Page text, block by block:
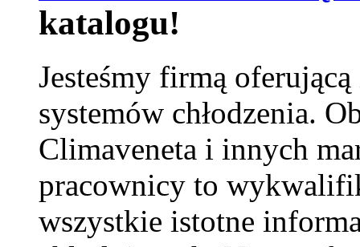
katalogu!
Jesteśmy firmą
systemów chłodzenia.
Climaveneta i innych
pracownicy to
wszystkie istotne